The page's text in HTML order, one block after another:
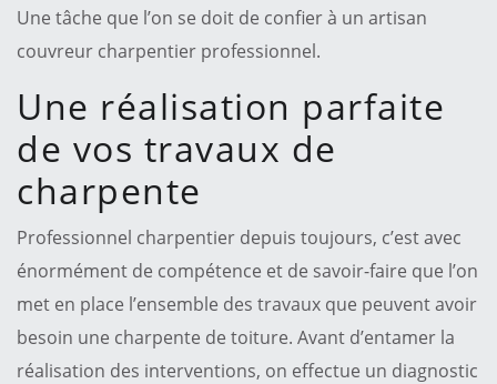
Une tâche que l’on se doit de confier à un artisan
couvreur charpentier professionnel.
Une réalisation parfaite
de vos travaux de
charpente
Professionnel charpentier depuis toujours, c’est avec
énormément de compétence et de savoir-faire que l’on
met en place l’ensemble des travaux que peuvent avoir
besoin une charpente de toiture. Avant d’entamer la
réalisation des interventions, on effectue un diagnostic